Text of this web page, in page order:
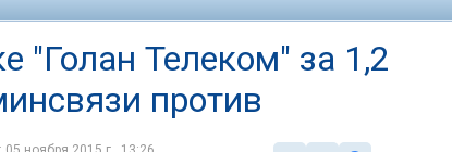
"Голан Телеком" за 1,2
против